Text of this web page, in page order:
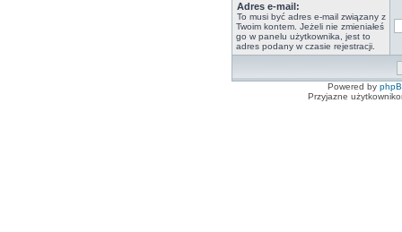
Adres e-mail:
To musi być adres e-mail związany z
Twoim kontem. Jeżeli nie zmieniałeś
go w panelu użytkownika, jest to
adres podany w czasie rejestracji.
Powered by
Przyjazne